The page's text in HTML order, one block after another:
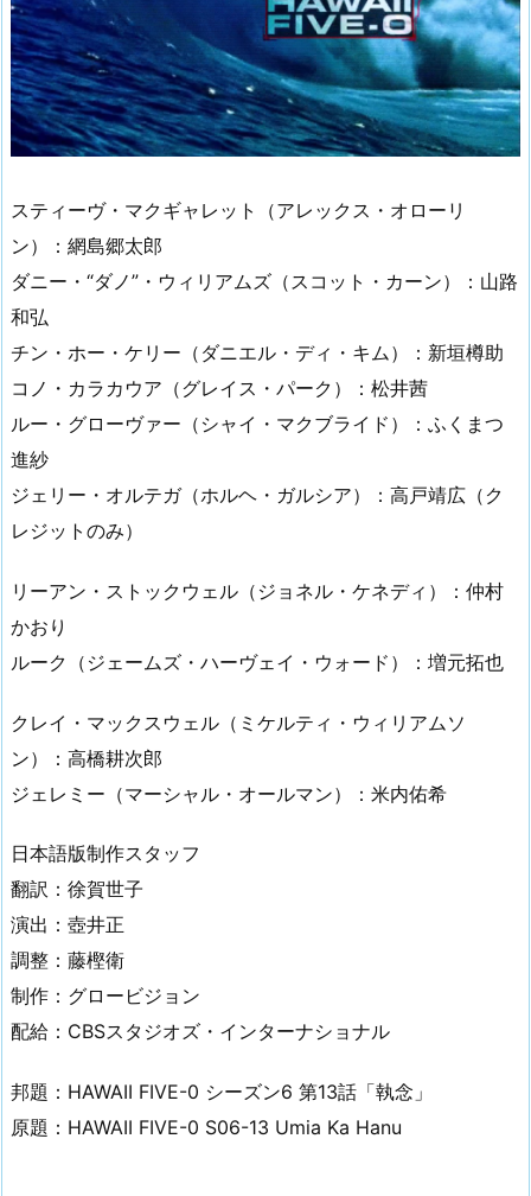
スティーヴ・マクギャレット（アレックス・オローリ
ン）：網島郷太郎
ダニー・“ダノ”・ウィリアムズ（スコット・カーン）：山路
和弘
チン・ホー・ケリー（ダニエル・ディ・キム）：新垣樽助
コノ・カラカウア（グレイス・パーク）：松井茜
ルー・グローヴァー（シャイ・マクブライド）：ふくまつ
進紗
ジェリー・オルテガ（ホルヘ・ガルシア）：高戸靖広（ク
レジットのみ）
リーアン・ストックウェル（ジョネル・ケネディ）：仲村
かおり
ルーク（ジェームズ・ハーヴェイ・ウォード）：増元拓也
クレイ・マックスウェル（ミケルティ・ウィリアムソ
ン）：高橋耕次郎
ジェレミー（マーシャル・オールマン）：米内佑希
日本語版制作スタッフ
翻訳：徐賀世子
演出：壺井正
調整：藤樫衛
制作：グロービジョン
配給：CBSスタジオズ・インターナショナル
邦題：HAWAII FIVE-0 シーズン6 第13話「執念」
原題：HAWAII FIVE-0 S06-13 Umia Ka Hanu